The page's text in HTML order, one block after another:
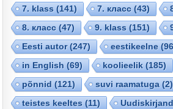
7. klass (141) 7. класс (43)
8. класс (47) 9. klass (151)
Eesti autor(247) eestikeelne
in English (69) koolieelik (185)
põnnid (121) suvi raamatuga (2)
teistes keeltes (11)